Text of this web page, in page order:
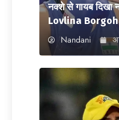
नक्शे से गायब दिखा
Lovlina
Nandani